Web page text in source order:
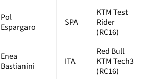
Pol
Espargaro
SPA
KTM Test
Rider
(RC16)
Enea
Bastianini
ITA
Red Bull
KTM Tech3
(RC16)